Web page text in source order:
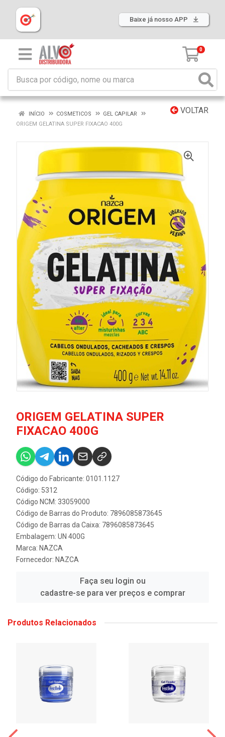
Baixe já nosso APP
0
VOLTAR
INÍCIO COSMETICOS
GEL CAPILAR
ORIGEM GELATINA SUPER FIXACAO 400G
ORIGEM GELATINA SUPER
FIXACAO 400G
Código do Fabricante: 0101.1127
Código: 5312
Código NCM: 33059000
Código de Barras do Produto: 7896085873645
Código de Barras da Caixa: 7896085873645
Embalagem: UN 400G
Marca: NAZCA
Fornecedor: NAZCA
Faça seu login ou
cadastre-se para ver preços e comprar
Produtos Relacionados